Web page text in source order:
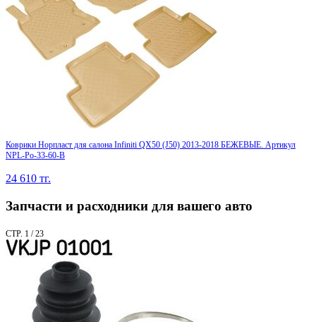
Коврики Норпласт для салона Infiniti QX50 (J50) 2013-2018 БЕЖЕВЫЕ. Артикул
NPL-Po-33-60-B
24 610 тг.
Запчасти и расходники для вашего авто
СТР. 1 / 23